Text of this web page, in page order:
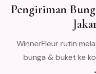
Pengiriman
WinnerFleur rutin
bunga & buket ke